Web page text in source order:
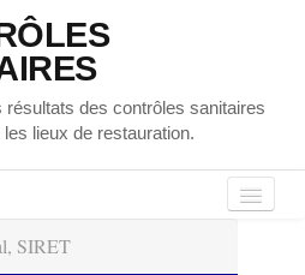
résultats des contrôles sanitaires
lieux de restauration.
Régions